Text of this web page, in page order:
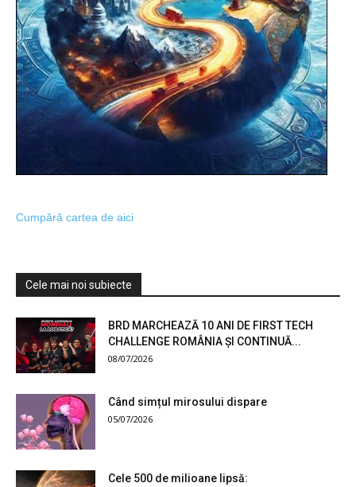
Cumpără cartea de aici
Cele mai noi subiecte
BRD MARCHEAZĂ 10 ANI DE FIRST TECH
CHALLENGE ROMÂNIA ȘI CONTINUĂ...
08/07/2026
Când simțul mirosului dispare
05/07/2026
Cele 500 de milioane lipsă: